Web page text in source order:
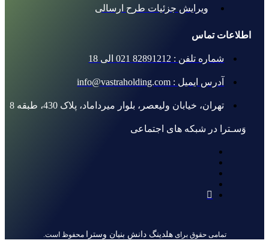
ویرایش جزئیات طرح ارسالی
اطلاعات تماس
شماره تلفن : 82891212 021 الی 18
آدرس ایمیل : info@vastraholding.com
تهران، خیابان ولیعصر، بلوار میرداماد، پلاک 430، طبقه 8
وَسـترا در شبکه های اجتماعی
تمامی حقوق برایهلدینگ دانش بنیان وسترا محفوظ است.